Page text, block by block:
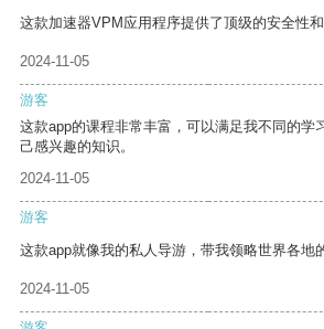
这款加速器VPM应用程序提供了顶级的安全性和
2024-11-05
游客
这款app的课程非常丰富，可以满足我不同的学
己感兴趣的知识。
2024-11-05
游客
这款app就像我的私人导游，带我领略世界各地
2024-11-05